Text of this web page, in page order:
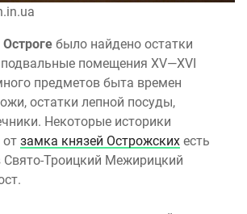
было найдено остатки
помещения XV—XVI
предметов быта времен
остатки лепной посуды,
Некоторые историки
замка князей Острожских есть
Свято-Троицкий Межирицкий